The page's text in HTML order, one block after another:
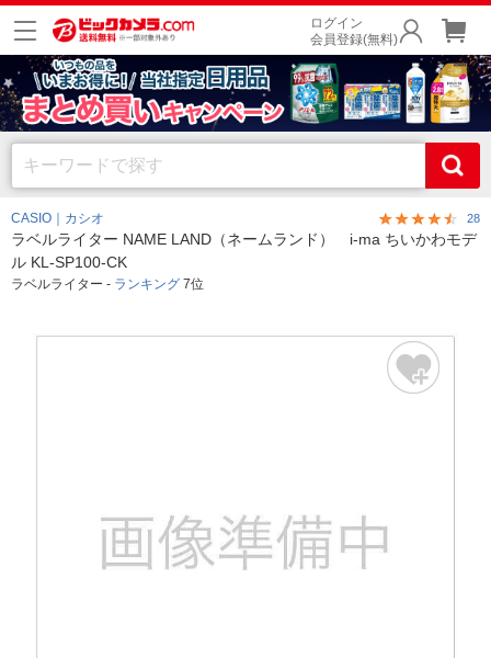
ログイン
会員登録(無料)
CASIO｜カシオ 28
ラベルライター NAME LAND（ネームランド） i-ma ちいかわモデ
ル KL-SP100-CK
ラベルライター - ランキング 7位